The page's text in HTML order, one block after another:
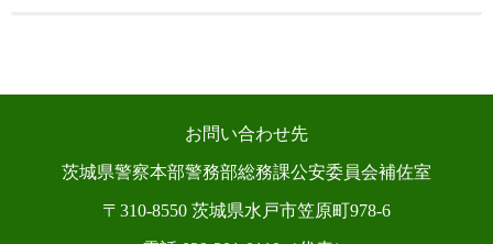
お問い合わせ先
茨城県警察本部警務部総務課公安委員会補佐室
〒310-8550 茨城県水戸市笠原町978-6